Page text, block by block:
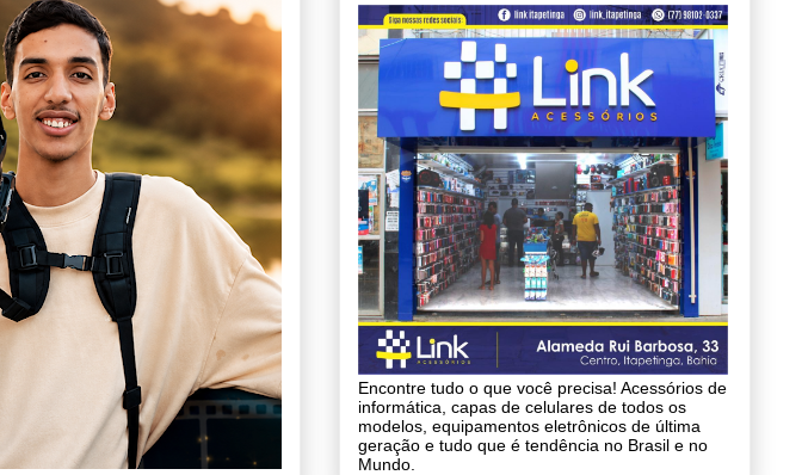
Encontre tudo o que você precisa! Acessórios de
informática, capas de celulares de todos os
modelos, equipamentos eletrônicos de última
geração e tudo que é tendência no Brasil e no
Mundo.